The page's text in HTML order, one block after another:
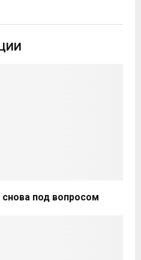
под вопросом